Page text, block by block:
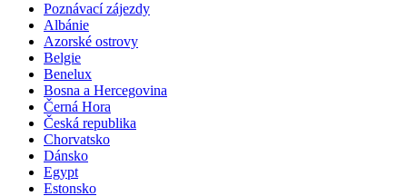
Poznávací zájezdy
Albánie
Azorské ostrovy
Belgie
Benelux
Bosna a Hercegovina
Černá Hora
Česká republika
Chorvatsko
Dánsko
Egypt
Estonsko